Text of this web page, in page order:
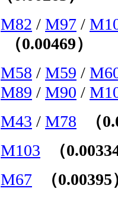
M82 / M97 /
（0.00469）
M58 / M59 /
M89 / M90 /
M43 / M78 （
M103 （
M67 （